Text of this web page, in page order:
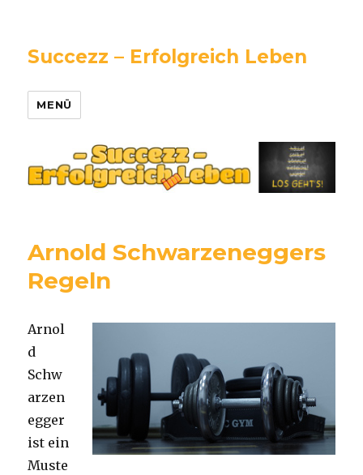
Succezz – Erfolgreich Leben
MENÜ
Arnold Schwarzeneggers
Regeln
Arnol
d
Schw
arzen
egger
ist ein
Muste